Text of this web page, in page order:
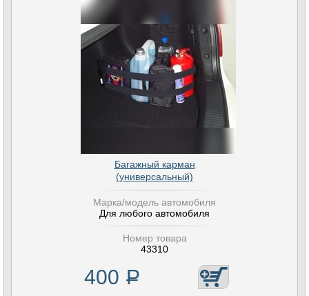
Багажный карман
(универсальный)
Марка/модель автомобиля
Для любого автомобиля
Номер товара
43310
400 Р